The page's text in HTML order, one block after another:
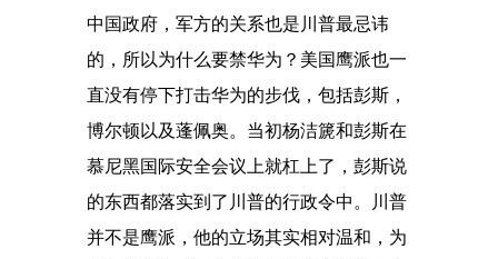
中国政府，军方的关系也是川普最忌讳
的，所以为什么要禁华为？美国鹰派也一
直没有停下打击华为的步伐，包括彭斯，
博尔顿以及蓬佩奥。当初杨洁篪和彭斯在
慕尼黑国际安全会议上就杠上了，彭斯说
的东西都落实到了川普的行政令中。川普
并不是鹰派，他的立场其实相对温和，为